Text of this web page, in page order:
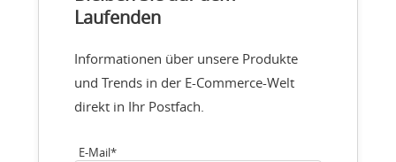
Laufenden
Informationen über unsere Produkte
und Trends in der E-Commerce-Welt
direkt in Ihr Postfach.
E-Mail*